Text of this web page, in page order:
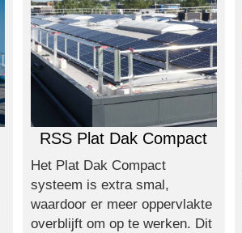
RSS Plat Dak Compact
Het Plat Dak Compact
systeem is extra smal,
waardoor er meer oppervlakte
overblijft om op te werken. Dit